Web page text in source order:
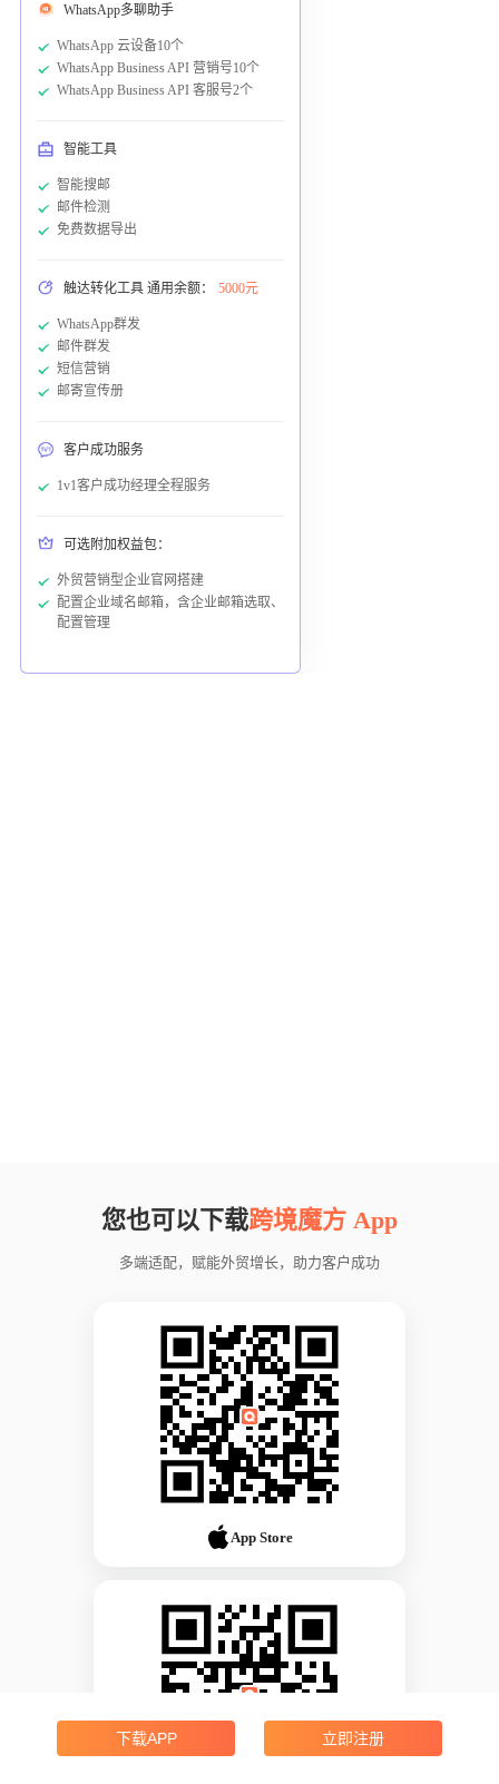
WhatsApp多聊助手
WhatsApp 云设备10个
WhatsApp Business API 营销号10个
WhatsApp Business API 客服号2个
智能工具
智能搜邮
邮件检测
免费数据导出
触达转化工具 通用余额： 5000元
WhatsApp群发
邮件群发
短信营销
邮寄宣传册
客户成功服务
1v1客户成功经理全程服务
可选附加权益包：
外贸营销型企业官网搭建
配置企业域名邮箱，含企业邮箱选取、
配置管理
您也可以下载跨境魔方 App
多端适配，赋能外贸增长，助力客户成功
App Store
下载APP 立即注册